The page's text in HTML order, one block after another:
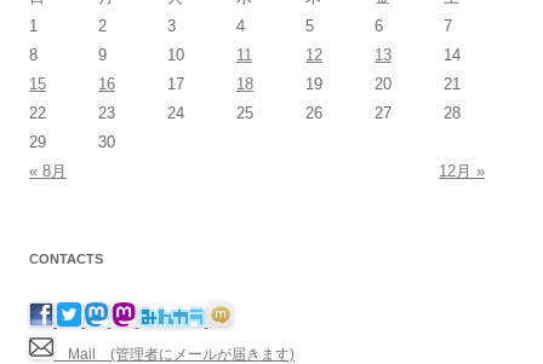
1
2 3 4 5 6
7
8
9 10 11 12 13
14
15
16 17 18 19 20
21
22
23 24 25 26 27
28
29
30
« 8月
12月 »
CONTACTS
Mail (管理者にメールが届きます)